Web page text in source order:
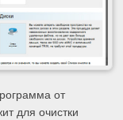
от
для очистки